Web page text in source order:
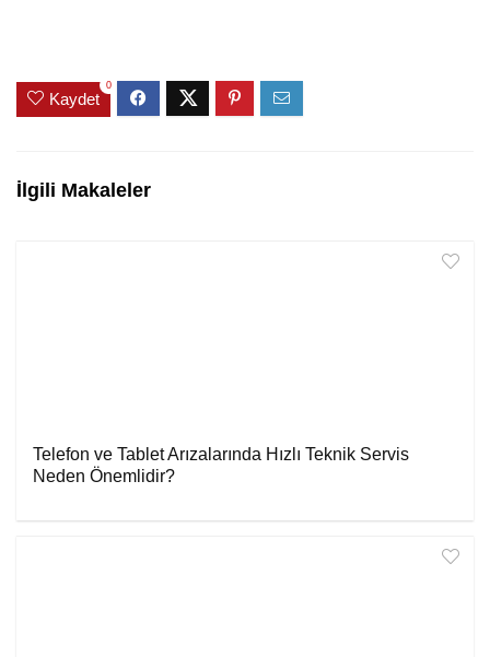
Kaydet
0
İlgili Makaleler
Telefon ve Tablet Arızalarında Hızlı Teknik Servis
Neden Önemlidir?